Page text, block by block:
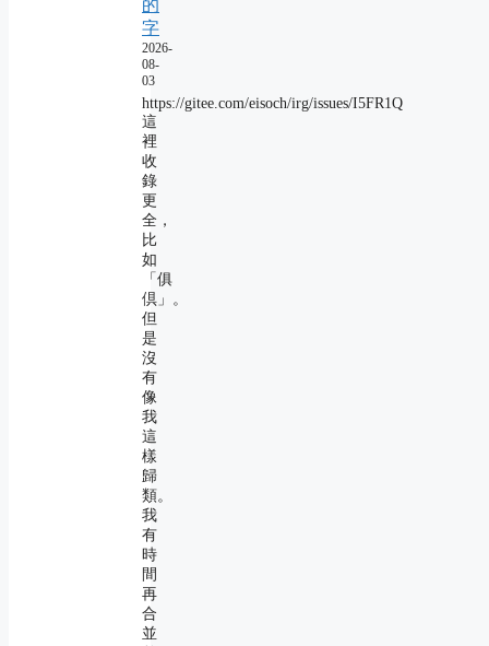
的
字
2026-
08-
03
https://gitee.com/eisoch/irg/issues/I5FR1Q
這
裡
收
錄
更
全，
比
如
「俱
倶」。
但
是
沒
有
像
我
這
樣
歸
類。
我
有
時
間
再
合
並